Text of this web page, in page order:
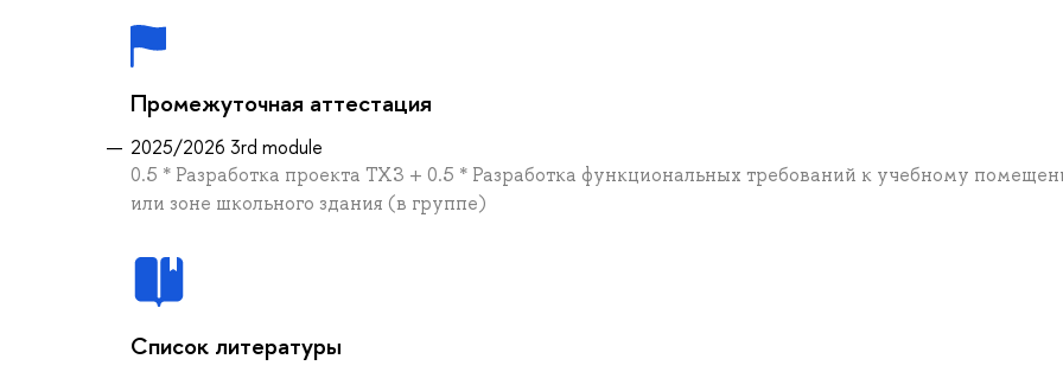
Промежуточная аттестация
2025/2026 3rd module
0.5 * Разработка проекта ТХЗ + 0.5 * Разработка функциональных требований к учебному
или зоне школьного здания (в группе)
Список литературы